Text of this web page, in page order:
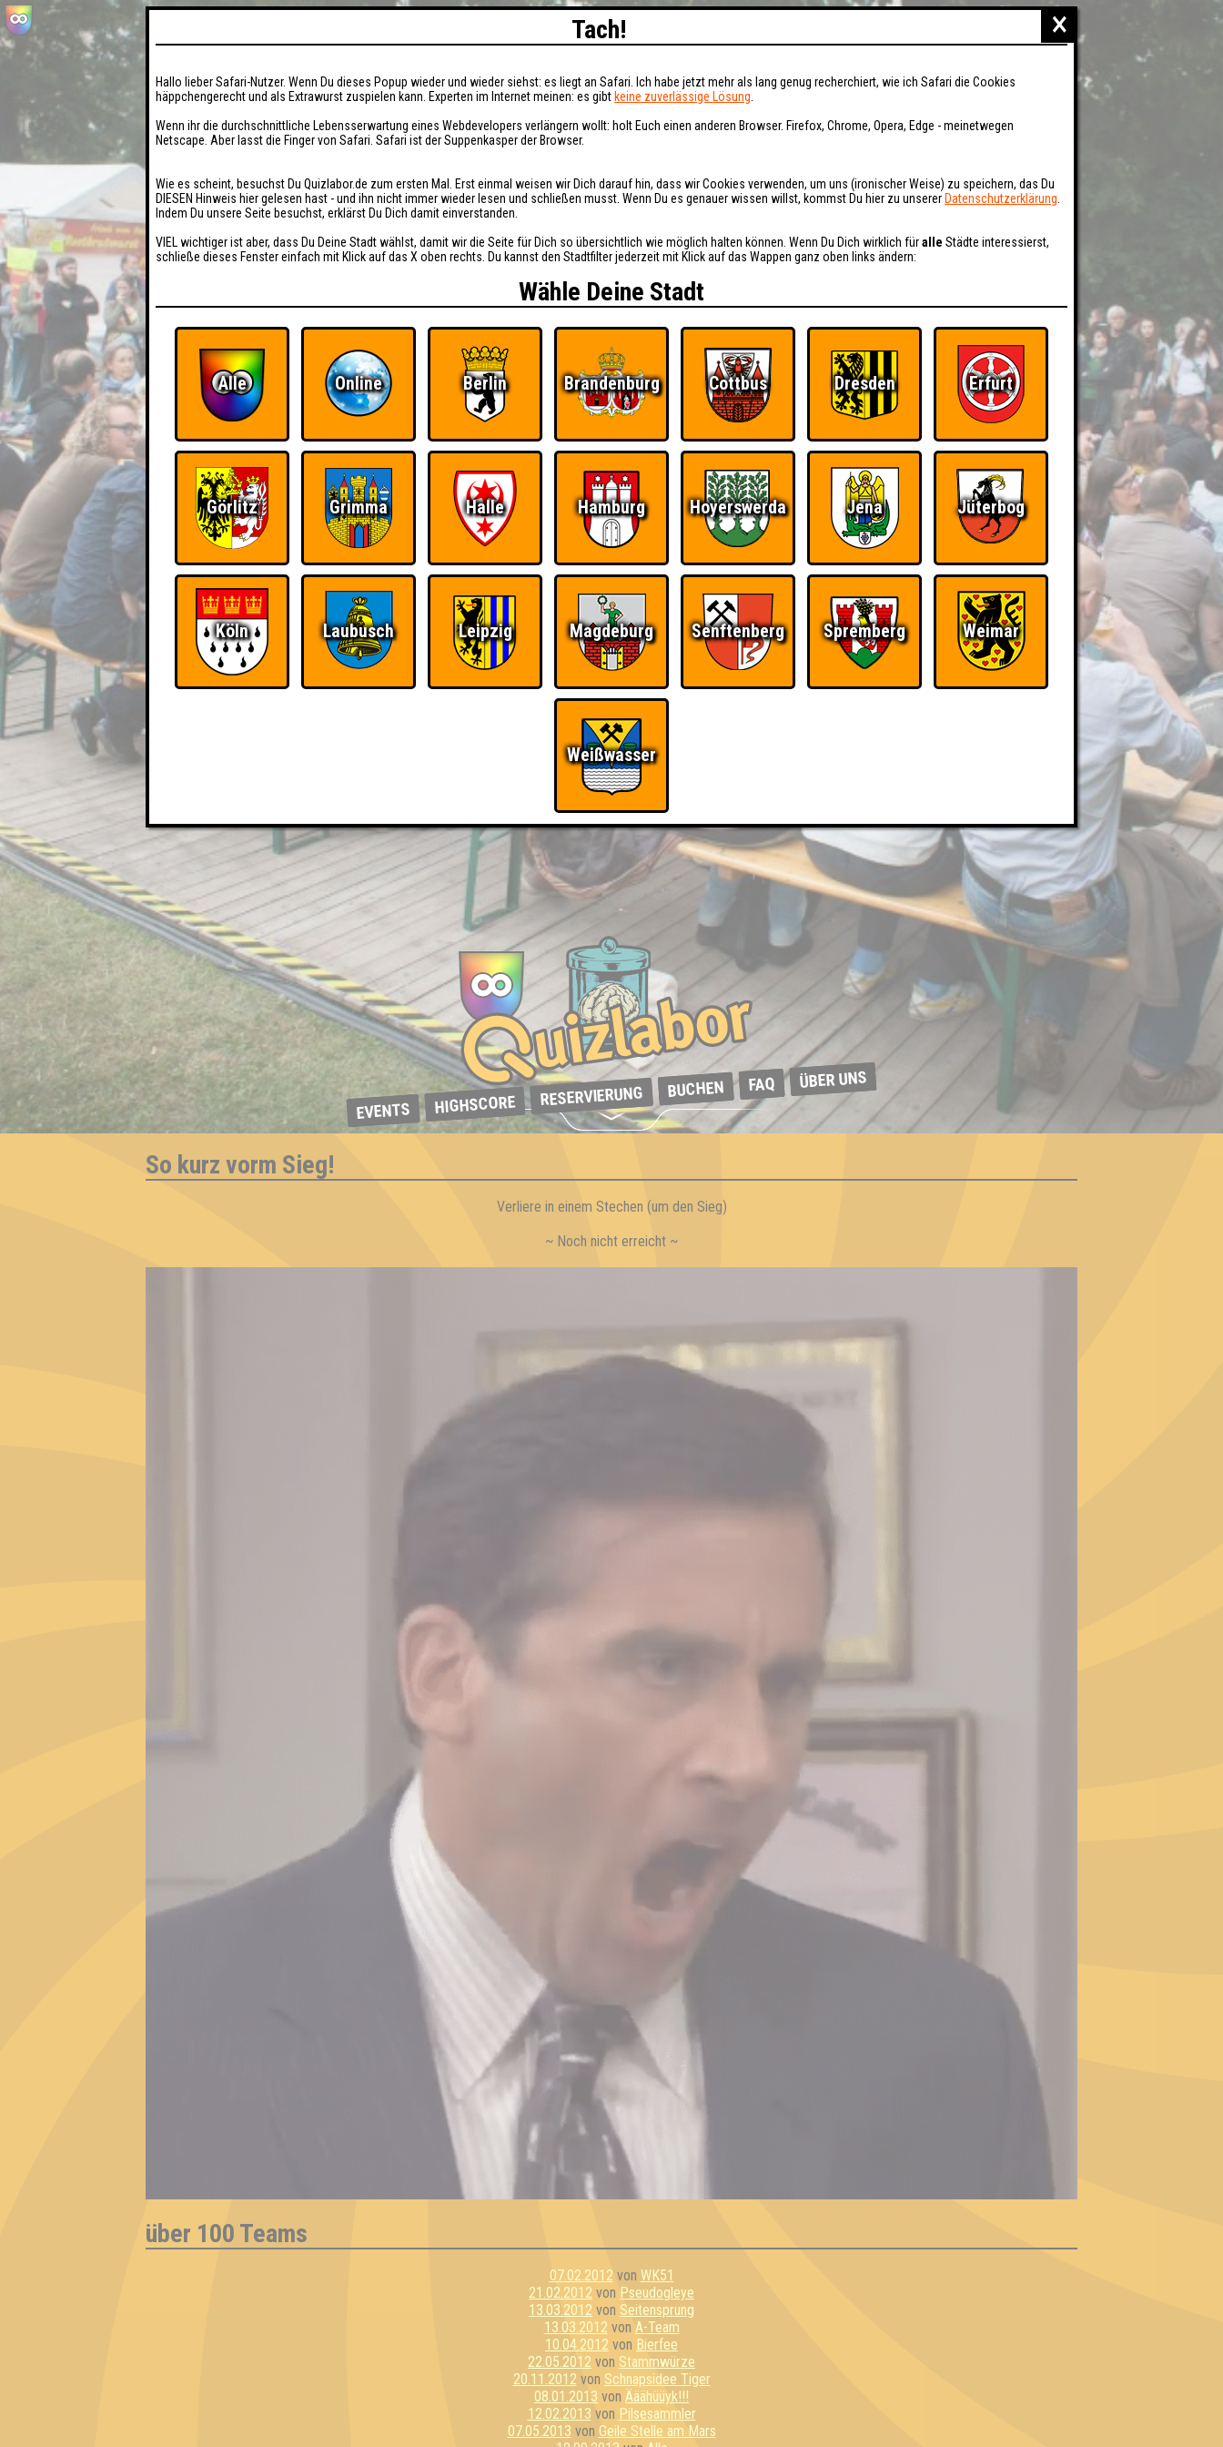
EVENTS HIGHSCORE RESERVIERUNG BUCHEN FAQ ÜBER UNS
So kurz vorm Sieg!
Verliere in einem Stechen (um den Sieg)
~ Noch nicht erreicht ~
über 100 Teams
07.02.2012 von WK51
21.02.2012 von Pseudogleye
13.03.2012 von Seitensprung
13.03.2012 von A-Team
10.04.2012 von Bierfee
22.05.2012 von Stammwürze
20.11.2012 von Schnapsidee Tiger
08.01.2013 von Ääähüüyk!!!
12.02.2013 von Pilsesammler
07.05.2013 von Geile Stelle am Mars
×
Tach!
Hallo lieber Safari-Nutzer. Wenn Du dieses Popup wieder und wieder siehst: es liegt an Safari. Ich habe jetzt mehr als lang genug recherchiert, wie ich Safari die Cookies
häppchengerecht und als Extrawurst zuspielen kann. Experten im Internet meinen: es gibt keine zuverlässige Lösung
Wenn ihr die durchschnittliche Lebensserwartung eines Webdevelopers verlängern wollt: holt Euch einen anderen Browser. Firefox, Chrome, Opera, Edge - meinetwegen
Netscape. Aber lasst die Finger von Safari. Safari ist der Suppenkasper der Browser.
Wie es scheint, besuchst Du Quizlabor.de zum ersten Mal. Erst einmal weisen wir Dich darauf hin, dass wir Cookies verwenden, um uns (ironischer Weise) zu speichern, das Du
DIESEN Hinweis hier gelesen hast - und ihn nicht immer wieder lesen und schließen musst. Wenn Du es genauer wissen willst, kommst Du hier zu unserer Datenschutzerklärung
Indem Du unsere Seite besuchst, erklärst Du Dich damit einverstanden.
VIEL wichtiger ist aber, dass Du Deine Stadt wählst, damit wir die Seite für Dich so übersichtlich wie möglich halten können. Wenn Du Dich wirklich füralle Städte interessierst,
schließe dieses Fenster einfach mit Klick auf das X oben rechts. Du kannst den Stadtfilter jederzeit mit Klick auf das Wappen ganz oben links ändern:
Wähle Deine Stadt
Alle Online Berlin Brandenburg Cottbus Dresden Erfurt
Görlitz Grimma Halle Hamburg Hoyerswerda Jena Jüterbog
Köln Laubusch Leipzig Magdeburg Senftenberg Spremberg Weimar
Weißwasser